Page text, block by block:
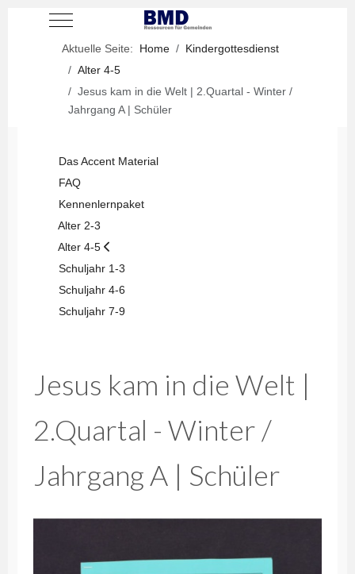
Mobile Menu Toggle
Aktuelle Seite: Home
Kindergottesdienst
Alter 4-5
Jesus kam in die Welt | 2.Quartal - Winter /
Jahrgang A | Schüler
Das Accent Material
FAQ
Kennenlernpaket
Alter 2-3
Alter 4-5
Schuljahr 1-3
Schuljahr 4-6
Schuljahr 7-9
Jesus kam in die Welt |
2.Quartal - Winter /
Jahrgang A | Schüler